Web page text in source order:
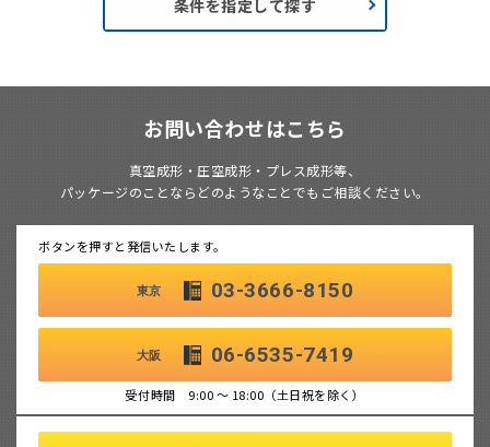
条件を指定して探す
お問い合わせはこちら
真空成形・圧空成形・プレス成形等、
パッケージのことならどのようなことでもご相談ください。
ボタンを押すと発信いたします。
東京 03-3666-8150
大阪 06-6535-7419
受付時間 9:00 ～ 18:00（土日祝を除く）